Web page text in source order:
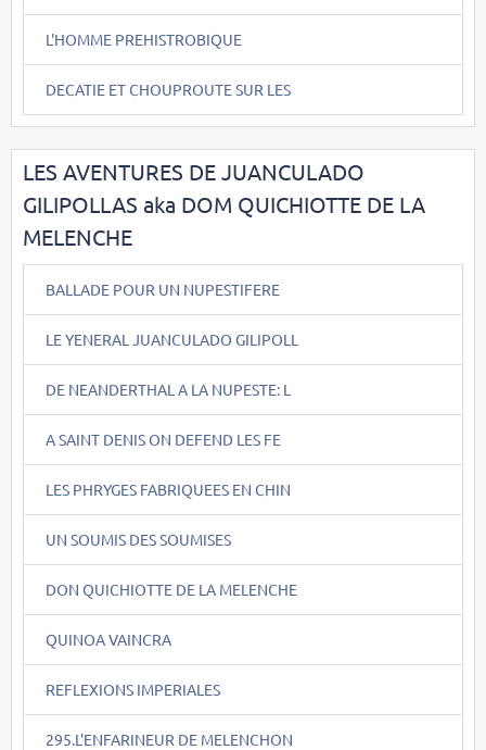
L'HOMME PREHISTROBIQUE
DECATIE ET CHOUPROUTE SUR LES
LES AVENTURES DE JUANCULADO
GILIPOLLAS aka DOM QUICHIOTTE DE LA
MELENCHE
BALLADE POUR UN NUPESTIFERE
LE YENERAL JUANCULADO GILIPOLL
DE NEANDERTHAL A LA NUPESTE: L
A SAINT DENIS ON DEFEND LES FE
LES PHRYGES FABRIQUEES EN CHIN
UN SOUMIS DES SOUMISES
DON QUICHIOTTE DE LA MELENCHE
QUINOA VAINCRA
REFLEXIONS IMPERIALES
295.L'ENFARINEUR DE MELENCHON